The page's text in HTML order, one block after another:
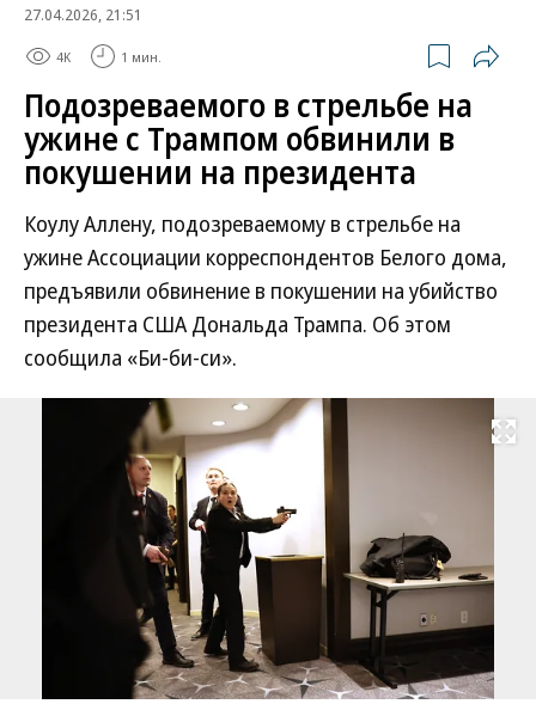
27.04.2026, 21:51
4K 1 мин.
Подозреваемого в стрельбе на
ужине с Трампом обвинили в
покушении на президента
Коулу Аллену, подозреваемому в стрельбе на
ужине Ассоциации корреспондентов Белого дома,
предъявили обвинение в покушении на убийство
президента США Дональда Трампа. Об этом
сообщила «Би-би-си».
Развернуть